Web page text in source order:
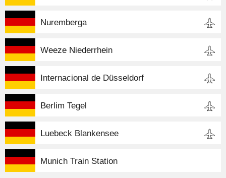
Nuremberga
Weeze Niederrhein
Internacional de Düsseldorf
Berlim Tegel
Luebeck Blankensee
Munich Train Station